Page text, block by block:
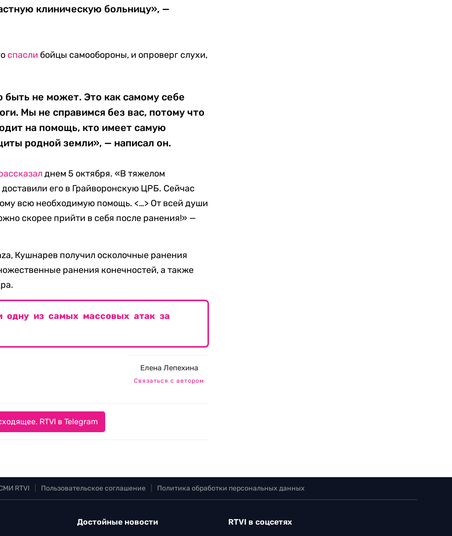
клиническую больницу», —
спасли бойцы самообороны, и опроверг слухи,
не может. Это как самому себе
Мы не справимся без вас, потому что
на помощь, кто имеет самую
родной земли», — написал он.
днем 5 октября. «В тяжелом
его в Грайворонскую ЦРБ. Сейчас
всю необходимую помощь. <…> От всей души
скорее прийти в себя после ранения!» —
Кушнарев получил осколочные ранения
ранения конечностей, а также
одну из самых массовых атак за
Елена Лепехина
Связаться с автором
RTVI в Telegram
RTVI Пользовательское соглашение Политика обработки персональных данных
Достойные новости RTVI в соцсетях